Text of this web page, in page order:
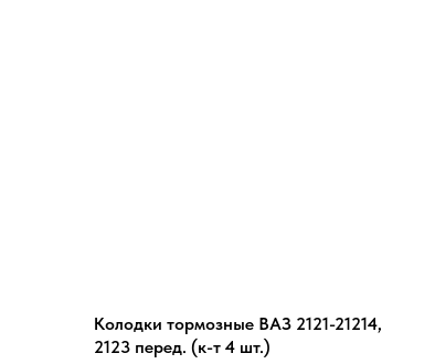
Колодки тормозные ВАЗ 2121-21214,
2123 перед. (к-т 4 шт.)